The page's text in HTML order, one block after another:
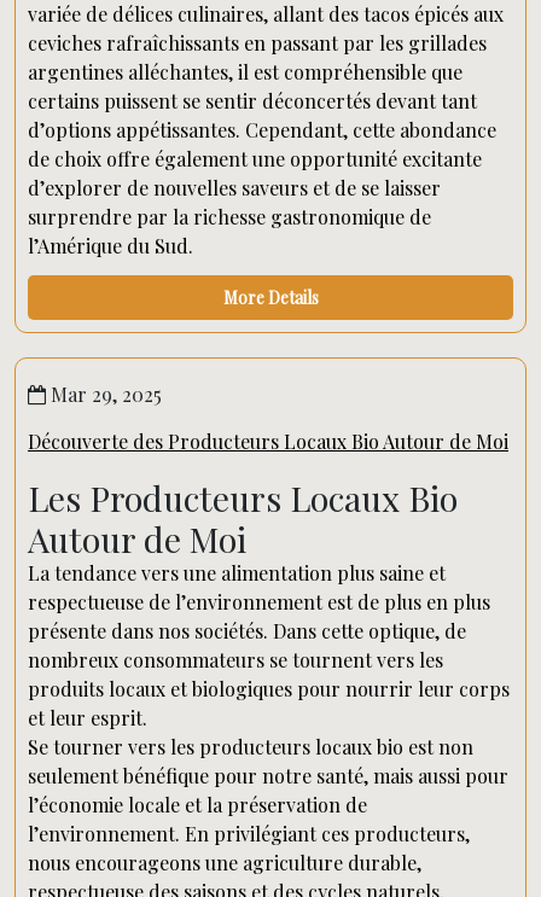
variée de délices culinaires, allant des tacos épicés aux
ceviches rafraîchissants en passant par les grillades
argentines alléchantes, il est compréhensible que
certains puissent se sentir déconcertés devant tant
d’options appétissantes. Cependant, cette abondance
de choix offre également une opportunité excitante
d’explorer de nouvelles saveurs et de se laisser
surprendre par la richesse gastronomique de
l’Amérique du Sud.
More Details
Mar 29, 2025
Découverte des Producteurs Locaux Bio Autour de Moi
Les Producteurs Locaux Bio
Autour de Moi
La tendance vers une alimentation plus saine et
respectueuse de l’environnement est de plus en plus
présente dans nos sociétés. Dans cette optique, de
nombreux consommateurs se tournent vers les
produits locaux et biologiques pour nourrir leur corps
et leur esprit.
Se tourner vers les producteurs locaux bio est non
seulement bénéfique pour notre santé, mais aussi pour
l’économie locale et la préservation de
l’environnement. En privilégiant ces producteurs,
nous encourageons une agriculture durable,
respectueuse des saisons et des cycles naturels.